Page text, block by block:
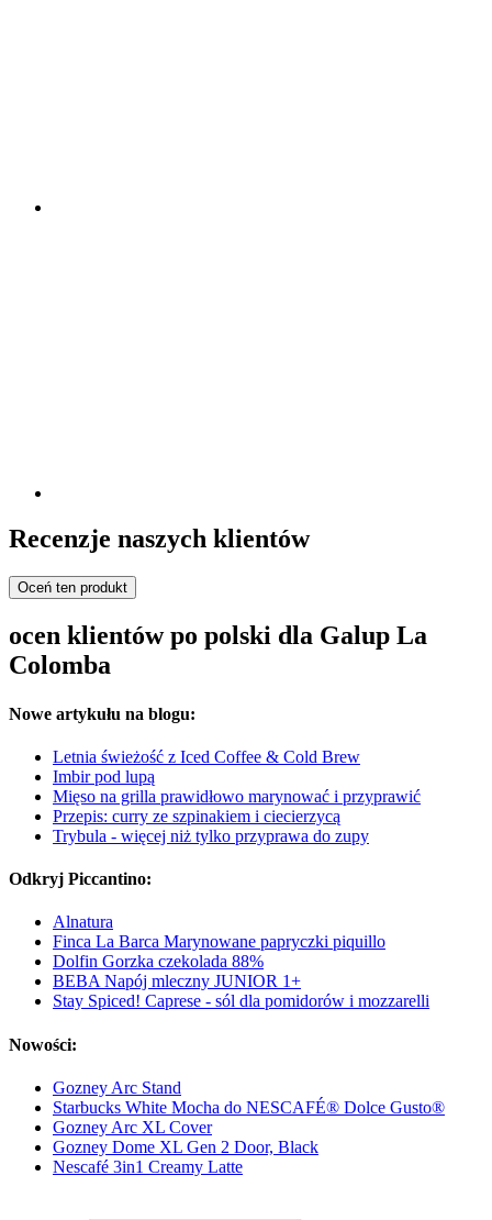
Recenzje naszych klientów
Oceń ten produkt
ocen klientów po polski dla Galup La
Colomba
Nowe artykułu na blogu:
Letnia świeżość z Iced Coffee & Cold Brew
Imbir pod lupą
Mięso na grilla prawidłowo marynować i przyprawić
Przepis: curry ze szpinakiem i ciecierzycą
Trybula - więcej niż tylko przyprawa do zupy
Odkryj Piccantino:
Alnatura
Finca La Barca Marynowane papryczki piquillo
Dolfin Gorzka czekolada 88%
BEBA Napój mleczny JUNIOR 1+
Stay Spiced! Caprese - sól dla pomidorów i mozzarelli
Nowości:
Gozney Arc Stand
Starbucks White Mocha do NESCAFÉ® Dolce Gusto®
Gozney Arc XL Cover
Gozney Dome XL Gen 2 Door, Black
Nescafé 3in1 Creamy Latte